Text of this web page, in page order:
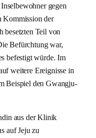
gegen
Kommission der
besetzten Teil von
Befürchtung war,
befestigt würde. Im
weitere Ereignisse in
Beispiel den Gwangju-
aus der Klinik
auf Jeju zu